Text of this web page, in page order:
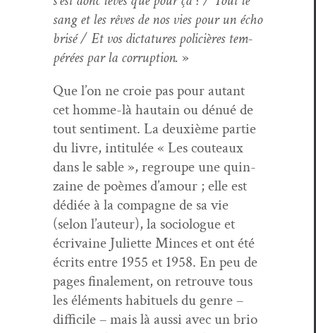
sang et les rêves de nos vies pour un écho
brisé / Et vos dic­tatures poli­cières tem­
pérées par la cor­rup­tion. »
Que l’on ne croie pas pour autant
cet homme-là hau­tain ou dénué de
tout sen­ti­ment. La deux­ième par­tie
du livre, inti­t­ulée « Les couteaux
dans le sable », regroupe une quin­
zaine de poèmes d’amour ; elle est
dédiée à la com­pagne de sa vie
(selon l’auteur), la soci­o­logue et
écrivaine Juli­ette Minces et ont été
écrits entre 1955 et 1958. En peu de
pages finale­ment, on retrou­ve tous
les élé­ments habituels du genre –
dif­fi­cile – mais là aus­si avec un brio